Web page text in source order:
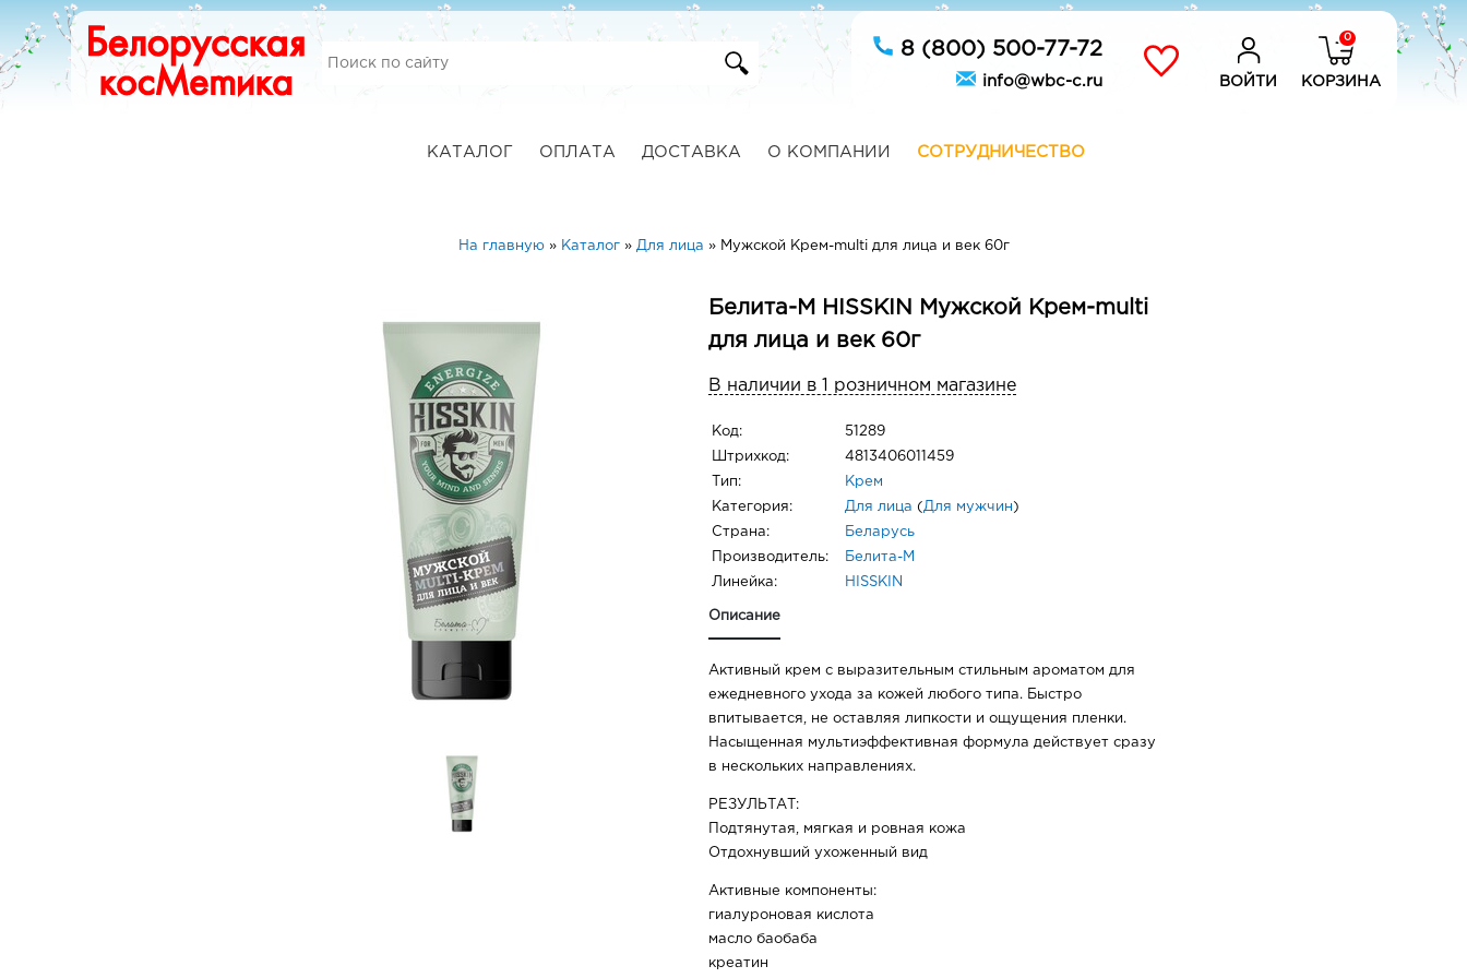
8 (800) 500-77-72
info@wbc-c.ru ВОЙТИ
0
КОРЗИНА
КАТАЛОГ ОПЛАТА ДОСТАВКА О КОМПАНИИ СОТРУДНИЧЕСТВО
На главную» Каталог» Для лица » Мужской Крем-multi для лица и век 60г
Белита-М HISSKIN Мужской Крем-multi
для лица и век 60г
В наличии в 1 розничном магазине
Код: 51289
Штрихкод: 4813406011459
Тип: Крем
Категория: Для лица ( Для мужчин )
Страна: Беларусь
Производитель: Белита-М
Линейка: HISSKIN
Описание
Активный крем с выразительным стильным ароматом для
ежедневного ухода за кожей любого типа. Быстро
впитывается, не оставляя липкости и ощущения пленки.
Насыщенная мультиэффективная формула действует сразу
в нескольких направлениях.
РЕЗУЛЬТАТ:
Подтянутая, мягкая и ровная кожа
Отдохнувший ухоженный вид
Активные компоненты:
гиалуроновая кислота
масло баобаба
креатин